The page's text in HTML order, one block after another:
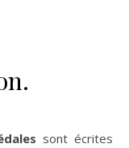
sont écrites